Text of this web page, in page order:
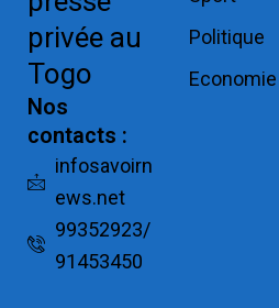
privée au
Togo
Nos
contacts :
infosavoirn
ews.net
99352923/
91453450
Politique
Economie